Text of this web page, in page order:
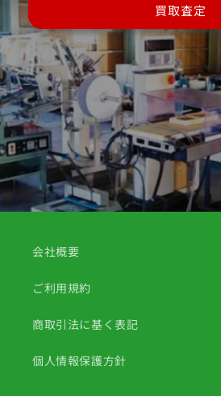
買取査定
会社概要
ご利用規約
商取引法に基く表記
個人情報保護方針